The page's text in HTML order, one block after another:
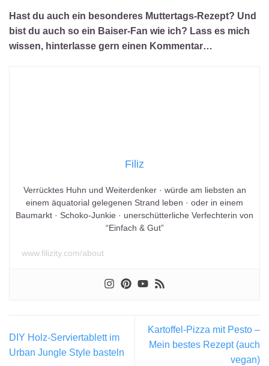
Hast du auch ein besonderes Muttertags-Rezept? Und
bist du auch so ein Baiser-Fan wie ich? Lass es mich
wissen, hinterlasse gern einen Kommentar…
Filiz
Verrücktes Huhn und Weiterdenker · würde am liebsten an
einem äquatorial gelegenen Strand leben · oder in einem
Baumarkt · Schoko-Junkie · unerschütterliche Verfechterin von
“Einfach & Gut”
www.filizity.com/about
DIY Holz-Serviertablett im
Urban Jungle Style basteln
Kartoffel-Pizza mit Pesto –
Mein bestes Rezept (auch
vegan)